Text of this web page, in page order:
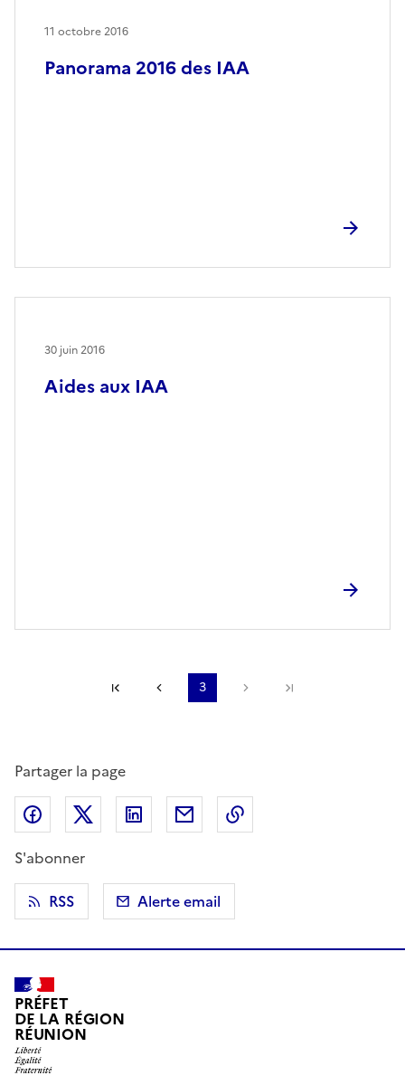
Panorama 2016 des IAA
11 octobre 2016
Aides aux IAA
30 juin 2016
Première pagePage précédente
3 Page suivante
Partager la page
Partager sur Facebook
Partager sur X (anciennement Twitter)
Partager sur LinkedIn
Partager par email
S'abonner
RSS
Alerte email
PRÉFET
DE LA RÉGION
RÉUNION